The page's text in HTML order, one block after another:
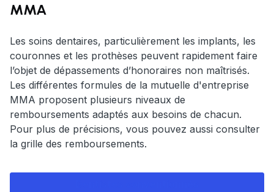
MMA
Les soins dentaires, particulièrement les implants, les
couronnes et les prothèses peuvent rapidement faire
l’objet de dépassements d’honoraires non maîtrisés.
Les différentes formules de la mutuelle d'entreprise
MMA proposent plusieurs niveaux de
remboursements adaptés aux besoins de chacun.
Pour plus de précisions, vous pouvez aussi consulter
la grille des remboursements.